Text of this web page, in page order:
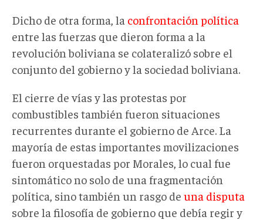
Dicho de otra forma, la confrontación política
entre las fuerzas que dieron forma a la
revolución boliviana se colateralizó sobre el
conjunto del gobierno y la sociedad boliviana.
El cierre de vías y las protestas por
combustibles también fueron situaciones
recurrentes durante el gobierno de Arce. La
mayoría de estas importantes movilizaciones
fueron orquestadas por Morales, lo cual fue
sintomático no solo de una fragmentación
política, sino también un rasgo de una disputa
sobre la filosofía de gobierno que debía regir y